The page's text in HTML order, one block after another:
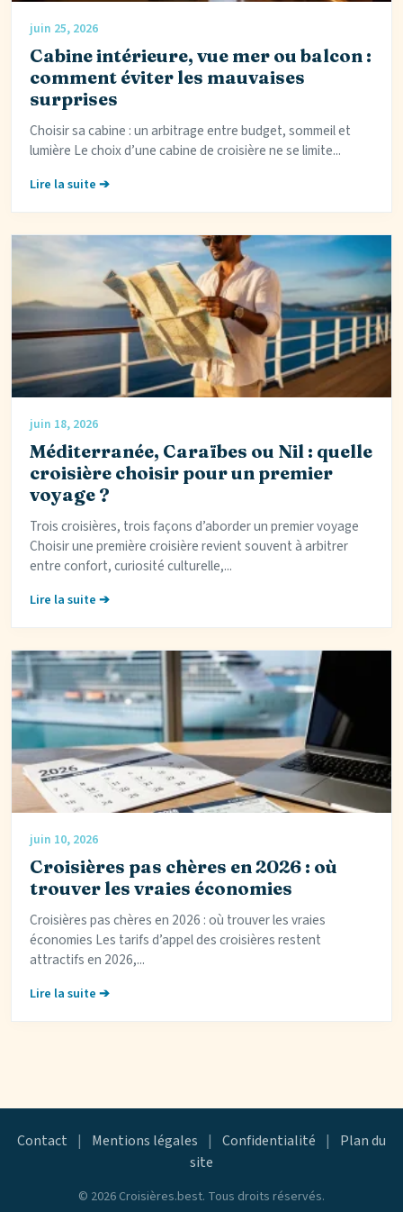
juin 25, 2026
Cabine intérieure, vue mer ou balcon :
comment éviter les mauvaises
surprises
Choisir sa cabine : un arbitrage entre budget, sommeil et
lumière Le choix d’une cabine de croisière ne se limite...
Lire la suite ➔
juin 18, 2026
Méditerranée, Caraïbes ou Nil : quelle
croisière choisir pour un premier
voyage ?
Trois croisières, trois façons d’aborder un premier voyage
Choisir une première croisière revient souvent à arbitrer
entre confort, curiosité culturelle,...
Lire la suite ➔
juin 10, 2026
Croisières pas chères en 2026 : où
trouver les vraies économies
Croisières pas chères en 2026 : où trouver les vraies
économies Les tarifs d’appel des croisières restent
attractifs en 2026,...
Lire la suite ➔
Contact | Mentions légales | Confidentialité |
Plan du
site
© 2026 Croisières.best. Tous droits réservés.